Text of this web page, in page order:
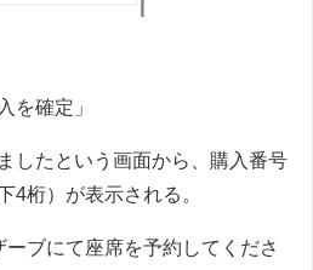
を確定」
したという画面から、購入番号
4桁）が表示される。
ブにて座席を予約してくださ